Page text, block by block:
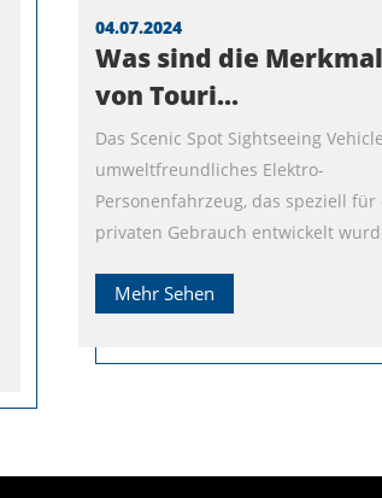
04.07.2024
Was sind die
von Touri...
Das Scenic Spot Sightseeing
umweltfreundliches Elektro-
Personenfahrzeug, das speziell für
privaten Gebrauch entwickelt
Mehr Sehen